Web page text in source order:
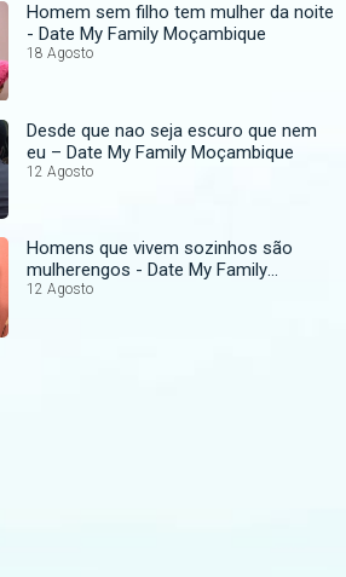
Homem sem filho tem mulher da noite
- Date My Family Moçambique
18 Agosto
Desde que nao seja escuro que nem
eu – Date My Family Moçambique
12 Agosto
Homens que vivem sozinhos são
mulherengos - Date My Family
Moçambique
12 Agosto